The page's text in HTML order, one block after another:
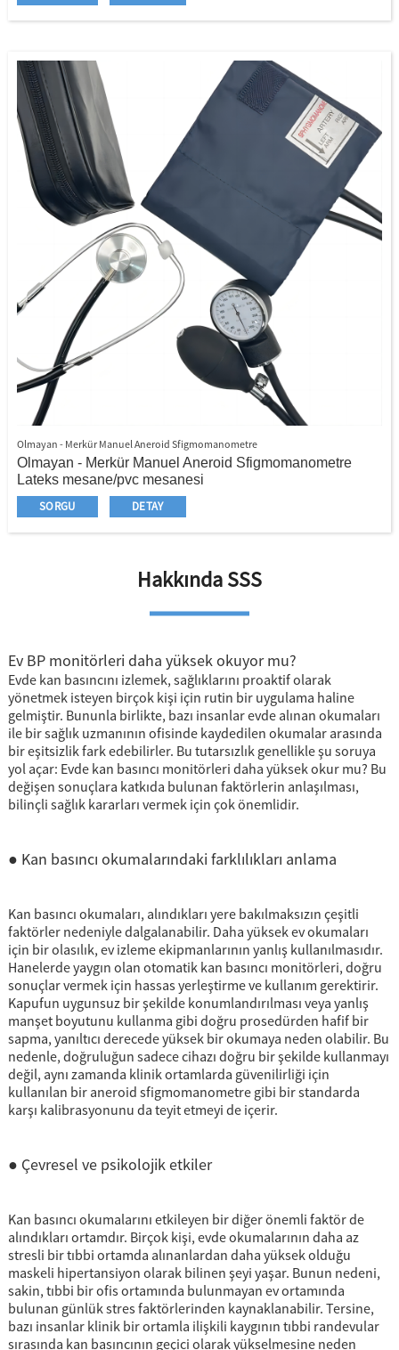
17 - 22cm Çocuk için, 22 - 32/22 - normal yetişkin için
Olmayan - Merkür Manuel Aneroid Sfigmomanometre
Olmayan - Merkür Manuel Aneroid Sfigmomanometre
Lateks mesane/pvc mesanesi
Naylon manşet/pamuklu manşet
Metal halkalı manşet/metal halkası olmadan
Lateks ampul/pvc ampul
Stetoskop ile/Stetoskop olmadan
SORGU DETAY
Hakkında SSS
Ev BP monitörleri daha yüksek okuyor mu?
Evde kan basıncını izlemek, sağlıklarını proaktif olarak
yönetmek isteyen birçok kişi için rutin bir uygulama haline
gelmiştir. Bununla birlikte, bazı insanlar evde alınan okumaları
ile bir sağlık uzmanının ofisinde kaydedilen okumalar arasında
bir eşitsizlik fark edebilirler. Bu tutarsızlık genellikle şu soruya
yol açar: Evde kan basıncı monitörleri daha yüksek okur mu? Bu
değişen sonuçlara katkıda bulunan faktörlerin anlaşılması,
bilinçli sağlık kararları vermek için çok önemlidir.
● Kan basıncı okumalarındaki farklılıkları anlama
Kan basıncı okumaları, alındıkları yere bakılmaksızın çeşitli
faktörler nedeniyle dalgalanabilir. Daha yüksek ev okumaları
için bir olasılık, ev izleme ekipmanlarının yanlış kullanılmasıdır.
Hanelerde yaygın olan otomatik kan basıncı monitörleri, doğru
sonuçlar vermek için hassas yerleştirme ve kullanım gerektirir.
Kapufun uygunsuz bir şekilde konumlandırılması veya yanlış
manşet boyutunu kullanma gibi doğru prosedürden hafif bir
sapma, yanıltıcı derecede yüksek bir okumaya neden olabilir. Bu
nedenle, doğruluğun sadece cihazı doğru bir şekilde kullanmayı
değil, aynı zamanda klinik ortamlarda güvenilirliği için
kullanılan bir aneroid sfigmomanometre gibi bir standarda
karşı kalibrasyonunu da teyit etmeyi de içerir.
● Çevresel ve psikolojik etkiler
Kan basıncı okumalarını etkileyen bir diğer önemli faktör de
alındıkları ortamdır. Birçok kişi, evde okumalarının daha az
stresli bir tıbbi ortamda alınanlardan daha yüksek olduğu
maskeli hipertansiyon olarak bilinen şeyi yaşar. Bunun nedeni,
sakin, tıbbi bir ofis ortamında bulunmayan ev ortamında
bulunan günlük stres faktörlerinden kaynaklanabilir. Tersine,
bazı insanlar klinik bir ortamla ilişkili kaygının tıbbi randevular
sırasında kan basıncının geçici olarak yükselmesine neden